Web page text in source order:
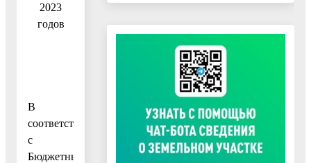
2023
годов
В
соответствии
с
Бюджетным